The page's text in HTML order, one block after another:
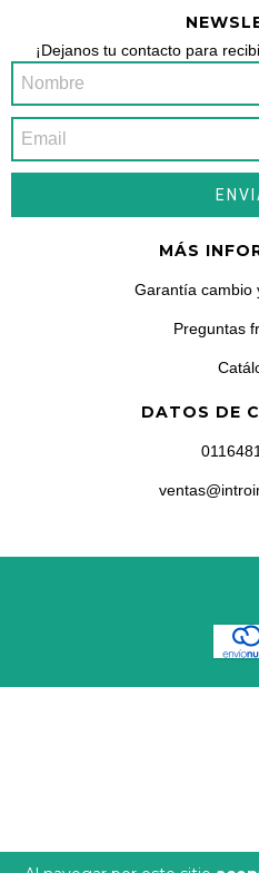
¡Dejanos tu contacto para
MÁS
Garantía cambio
Preguntas
DATOS DE